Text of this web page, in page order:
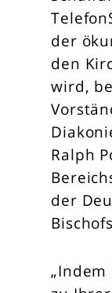
der
den
wird,
Ralph
der